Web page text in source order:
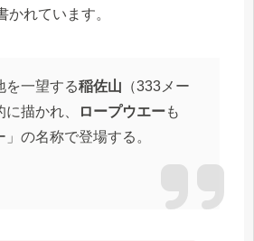
かれています。
を一望する稲佐山 （333メー
に描かれ、
ロープウエーも
」の名称で登場する。